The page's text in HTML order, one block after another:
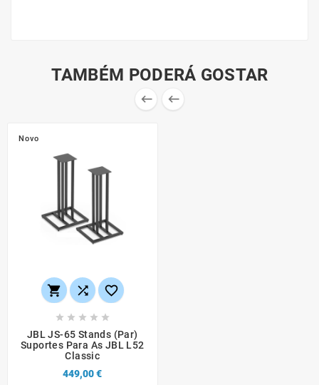
TAMBÉM PODERÁ GOSTAR
 
Novo
  
    
JBL JS-65 Stands (par)
Suportes Para As JBL L52
Classic
449,00 €